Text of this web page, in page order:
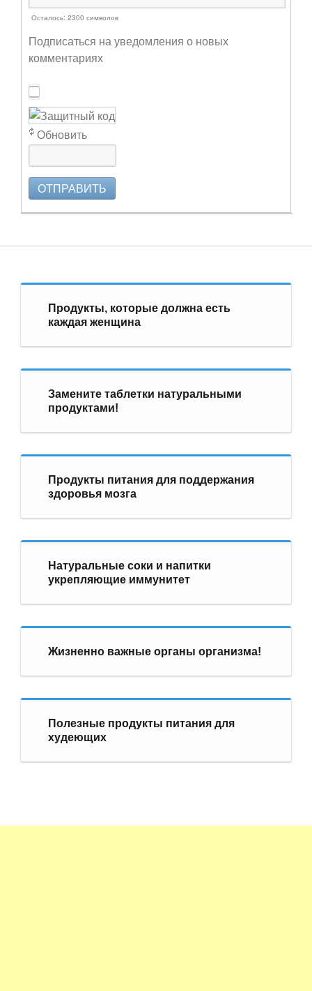
Осталось: 2300 символов
Подписаться на уведомления о новых
комментариях
Обновить
ОТПРАВИТЬ
Продукты, которые должна есть
каждая женщина
Замените таблетки натуральными
продуктами!
Продукты питания для поддержания
здоровья мозга
Натуральные соки и напитки
укрепляющие иммунитет
Жизненно важные органы организма!
Полезные продукты питания для
худеющих